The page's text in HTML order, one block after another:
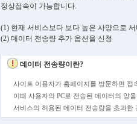
정상접속이 가능합니다.
(1) 현재 서비스보다 보다 높은 사양으로
(2) 데이터 전송량 추가 옵션을 신청
데이터 전송량이란?
사이트 이용자가 홈페이지를 방문하면 접
이때 사용자의 PC로 전송된 데이터의 양
서비스의 허용된 데이터 전송량을 초과